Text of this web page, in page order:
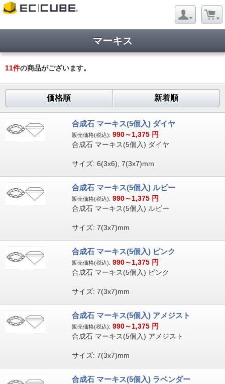
マーキス
11件の商品がございます。
価格順 新着順
合成石 マーキス(5個入) ダイヤ
販売価格(税込): 990～1,375 円
合成石 マーキス(5個入) ダイヤ
サイズ: 6(3x6), 7(3x7)mm
合成石 マーキス(5個入) ルビー
販売価格(税込): 990～1,375 円
合成石 マーキス(5個入) ルビー
サイズ: 7(3x7)mm
合成石 マーキス(5個入) ピンク
販売価格(税込): 990～1,375 円
合成石 マーキス(5個入) ピンク
サイズ: 7(3x7)mm
合成石 マーキス(5個入) アメジスト
販売価格(税込): 990～1,375 円
合成石 マーキス(5個入) アメジスト
サイズ: 7(3x7)mm
合成石 マーキス(5個入) ラベンダー